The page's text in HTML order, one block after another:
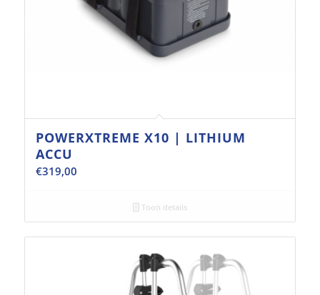
POWERXTREME X10 | LITHIUM
ACCU
€319,00
Toon details